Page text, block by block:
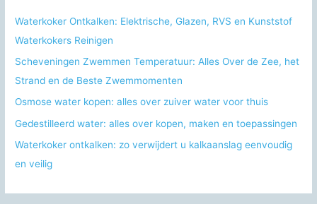
a
r
:
Waterkoker Ontkalken: Elektrische, Glazen, RVS en Kunststof
Waterkokers Reinigen
Scheveningen Zwemmen Temperatuur: Alles Over de Zee, het
Strand en de Beste Zwemmomenten
Osmose water kopen: alles over zuiver water voor thuis
Gedestilleerd water: alles over kopen, maken en toepassingen
Waterkoker ontkalken: zo verwijdert u kalkaanslag eenvoudig
en veilig